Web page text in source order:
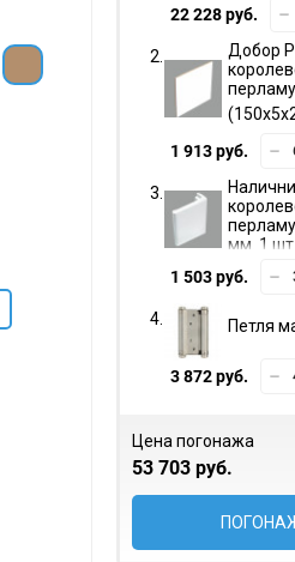
22 228 руб.
Добор
1 913 руб.
мм. 1 шт.
1 503 руб.
Петля
3 872 руб.
Цена погонажа
53 703 руб.